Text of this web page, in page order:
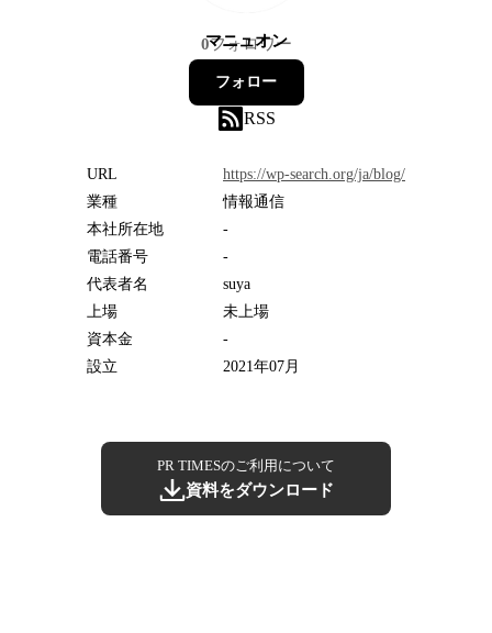
マニュオン
0フォロワー
フォロー
RSS
URL
https://wp-search.org/ja/blog/
業種
情報通信
本社所在地
-
電話番号
-
代表者名
suya
上場
未上場
資本金
-
設立
2021年07月
PR TIMESのご利用について
資料をダウンロード